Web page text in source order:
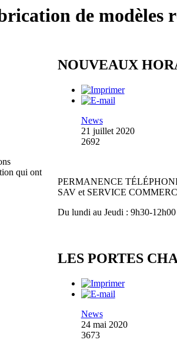
de modèles
qui ont
NOUVEAUX
News
21 juillet 2020
2692
PERMANENCE
SAV et SERVICE
Du lundi au Jeudi : 9h30-
LES PORTES
News
24 mai 2020
3673